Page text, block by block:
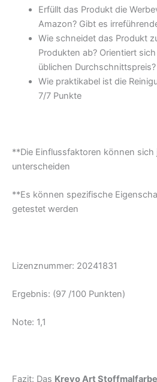
Erfüllt das Produkt die
Amazon? Gibt es
Wie schneidet das Produkt
Produkten ab? Orientiert
üblichen
Wie praktikabel ist die
7/7 Punkte
**Die Einflussfaktoren können sich
unterscheiden
**Es können spezifische
getestet werden
Lizenznummer: 20241831
Ergebnis: (97 /100 Punkten)
Note: 1,1
Fazit: Das Krevo Art